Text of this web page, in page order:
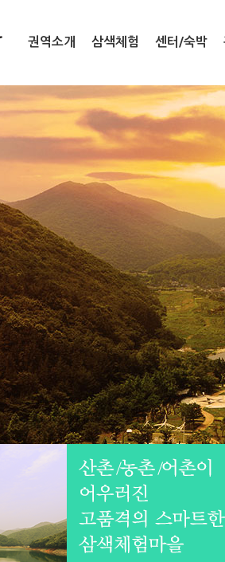
권역소개 삼색체험 센터/숙박